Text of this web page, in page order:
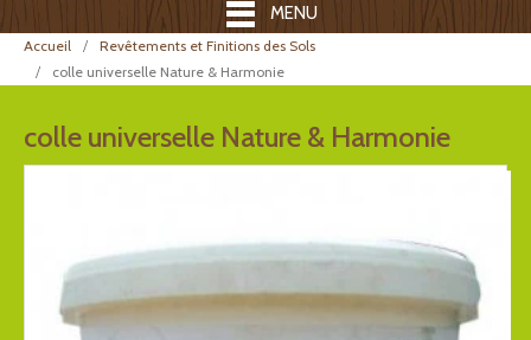
MENU
Accueil
Revêtements et Finitions des Sols
colle universelle Nature & Harmonie
colle universelle Nature & Harmonie